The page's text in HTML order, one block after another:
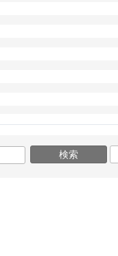
検索